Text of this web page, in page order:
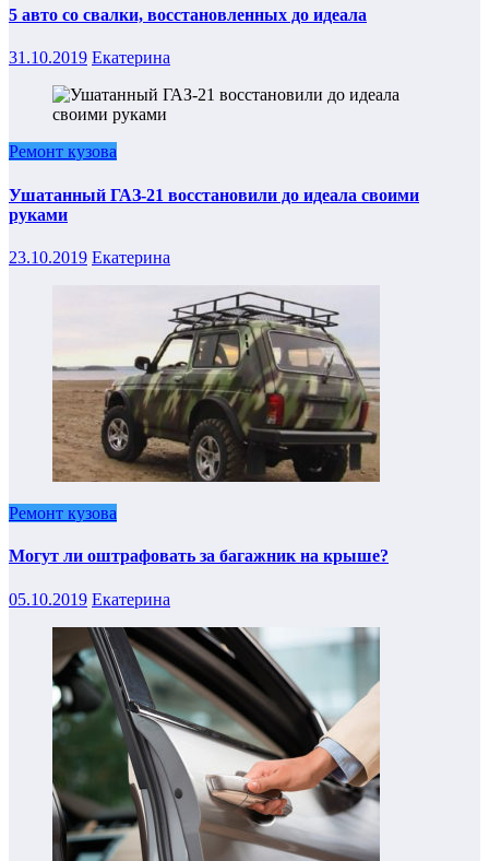
5 авто со свалки, восстановленных до идеала
31.10.2019 Екатерина
Ремонт кузова
Ушатанный ГАЗ-21 восстановили до идеала своими
руками
23.10.2019 Екатерина
Ремонт кузова
Могут ли оштрафовать за багажник на крыше?
05.10.2019 Екатерина